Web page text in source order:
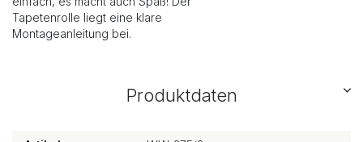
Tapetenrolle liegt eine klare
Montageanleitung bei.
Produktdaten